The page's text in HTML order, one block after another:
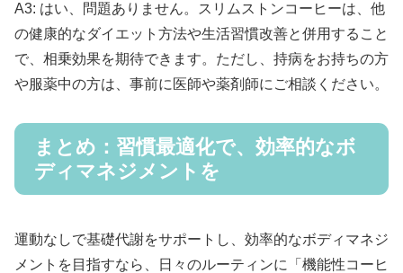
A3: はい、問題ありません。スリムストンコーヒーは、他
の健康的なダイエット方法や生活習慣改善と併用すること
で、相乗効果を期待できます。ただし、持病をお持ちの方
や服薬中の方は、事前に医師や薬剤師にご相談ください。
まとめ：習慣最適化で、効率的なボ
ディマネジメントを
運動なしで基礎代謝をサポートし、効率的なボディマネジ
メントを目指すなら、日々のルーティンに「機能性コーヒ